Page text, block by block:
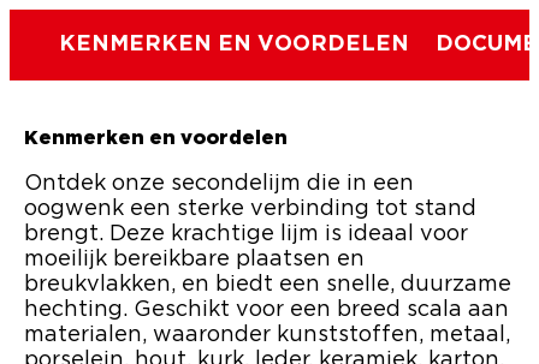
KENMERKEN EN VOORDELEN
Kenmerken en voordelen
Ontdek onze secondelijm die in een
oogwenk een sterke verbinding tot stand
brengt. Deze krachtige lijm is ideaal voor
moeilijk bereikbare plaatsen en
breukvlakken, en biedt een snelle, duurzame
hechting. Geschikt voor een breed scala aan
materialen, waaronder kunststoffen, metaal,